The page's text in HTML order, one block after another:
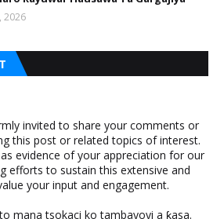
2026
invited to share your comments or
this post or related topics of interest.
evidence of your appreciation for our
efforts to sustain this extensive and
your input and engagement.
mana tsokaci ko tambayoyi a ƙasa.